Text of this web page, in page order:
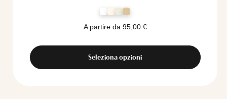
A partire da 95,00 €
Seleziona opzioni